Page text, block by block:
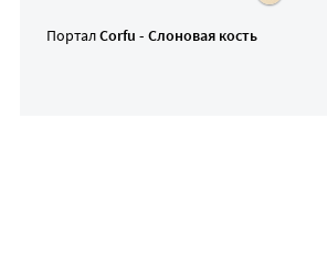
ПорталCorfu - Слоновая кость